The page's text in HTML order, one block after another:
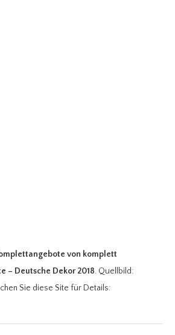
von komplett
– Deutsche Dekor 2018. Quellbild:
Sie diese Site für Details: